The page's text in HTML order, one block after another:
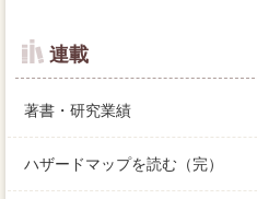
連載
著書・研究業績
ハザードマップを読む（完）